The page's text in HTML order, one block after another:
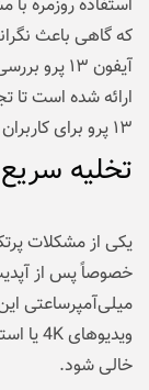
استفاده روزمره
که گاهی باعث
آیفون ۱۳
ارائه شده است تا
۱۳ پرو برای کاربران فراهم شود.
تخلیه سریع
یکی از مشکلات
میلی‌آمپرساعتی
خالی شود.